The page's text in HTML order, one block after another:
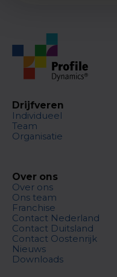
Drijfveren
Individueel
Team
Organisatie
Over ons
Over ons
Ons team
Franchise
Contact Nederland
Contact Duitsland
Contact Oostenrijk
Nieuws
Downloads